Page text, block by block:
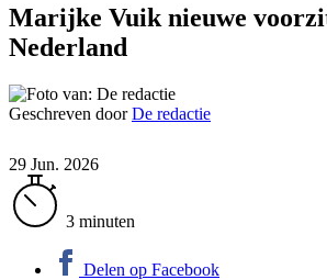
Marijke Vuik nieuwe
Nederland
Geschreven doorDe redactie
29 Jun. 2026
3 minuten
Delen op Facebook